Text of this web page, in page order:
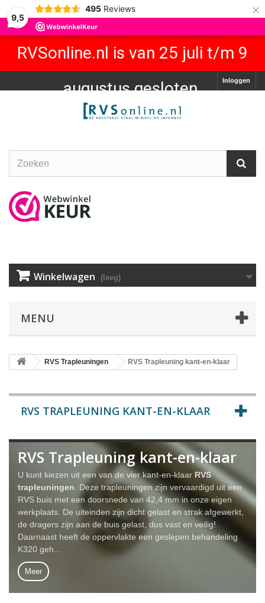
9,5
495 Reviews ×
RVSonline.nl is van 25 juli t/m 9
augustus gesloten.
Inloggen
Winkelwagen (leeg)
MENU
RVS Trapleuningen RVS Trapleuning kant-en-klaar
RVS TRAPLEUNING KANT-EN-KLAAR
RVS Trapleuning kant-en-klaar
U kunt kiezen uit een van de vier kant-en-klaar RVS
trapleuningen. Deze trapleuningen zijn vervaardigd uit een
RVS buis met een doorsnede van 42,4 mm in onze eigen
werkplaats. De uiteinden zijn dicht gelast en strak afgewerkt,
de dragers zijn aan de buis gelast, dus vast en veilig!
Daarnaast heeft de oppervlakte een geslepen behandeling
K320 geh...
Meer